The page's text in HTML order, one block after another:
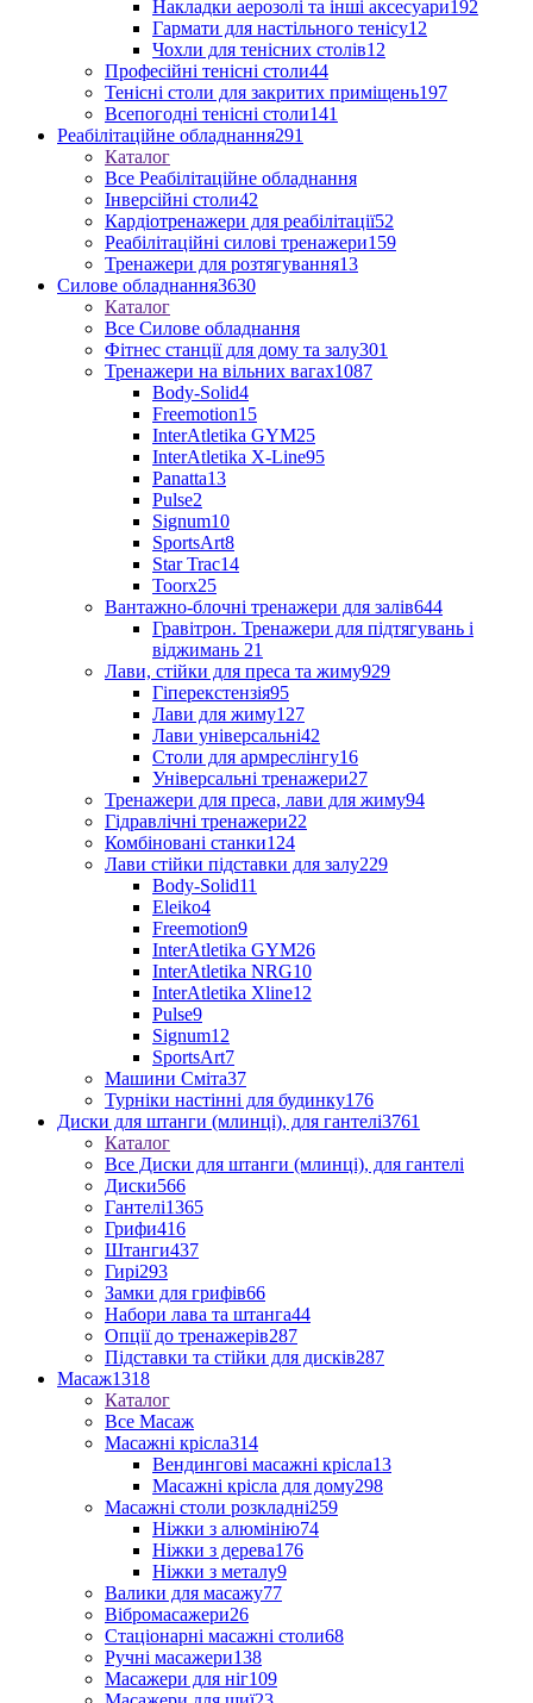
Накладки аерозолі та інші аксесуари192
Гармати для настільного тенісу12
Чохли для тенісних столів12
Професійні тенісні столи44
Тенісні столи для закритих приміщень197
Всепогодні тенісні столи141
Реабілітаційне обладнання291
Каталог
Все Реабілітаційне обладнання
Інверсійні столи42
Кардіотренажери для реабілітації52
Реабілітаційні силові тренажери159
Тренажери для розтягування13
Силове обладнання3630
Каталог
Все Силове обладнання
Фітнес станції для дому та залу301
Тренажери на вільних вагах1087
Body-Solid4
Freemotion15
InterAtletika GYM25
InterAtletika X-Line95
Panatta13
Pulse2
Signum10
SportsArt8
Star Trac14
Toorx25
Вантажно-блочні тренажери для залів644
Гравітрон. Тренажери для підтягувань і
віджимань 21
Лави, стійки для преса та жиму929
Гіперекстензія95
Лави для жиму127
Лави універсальні42
Столи для армреслінгу16
Універсальні тренажери27
Тренажери для преса, лави для жиму94
Гідравлічні тренажери22
Комбіновані станки124
Лави стійки підставки для залу229
Body-Solid11
Eleiko4
Freemotion9
InterAtletika GYM26
InterAtletika NRG10
InterAtletika Xline12
Pulse9
Signum12
SportsArt7
Машини Сміта37
Турніки настінні для будинку176
Диски для штанги (млинці), для гантелі3761
Каталог
Все Диски для штанги (млинці), для гантелі
Диски566
Гантелі1365
Грифи416
Штанги437
Гирі293
Замки для грифів66
Набори лава та штанга44
Опції до тренажерів287
Підставки та стійки для дисків287
Масаж1318
Каталог
Все Масаж
Масажні крісла314
Вендингові масажні крісла13
Масажні крісла для дому298
Масажні столи розкладні259
Ніжки з алюмінію74
Ніжки з дерева176
Ніжки з металу9
Валики для масажу77
Вібромасажери26
Стаціонарні масажні столи68
Ручні масажери138
Масажери для ніг109